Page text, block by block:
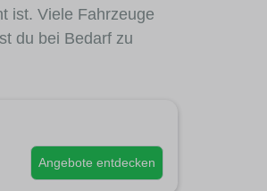
ist. Viele Fahrzeuge
du bei Bedarf zu
Angebote entdecken